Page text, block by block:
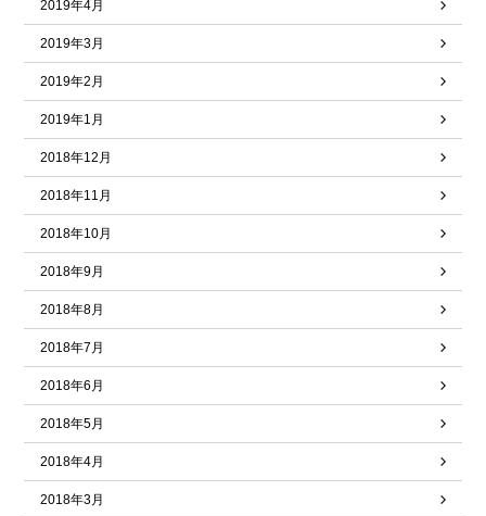
2019年4月
2019年3月
2019年2月
2019年1月
2018年12月
2018年11月
2018年10月
2018年9月
2018年8月
2018年7月
2018年6月
2018年5月
2018年4月
2018年3月